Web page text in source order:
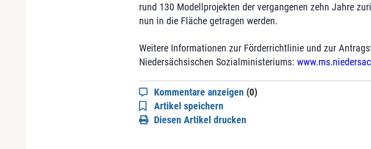
rund 130 Modellprojekten der vergangenen zehn Jahre
nun in die Fläche getragen werden.
Weitere Informationen zur Förderrichtlinie und zur
Niedersächsischen Sozialministeriums:
Kommentare anzeigen (0)
Artikel speichern
Diesen Artikel drucken